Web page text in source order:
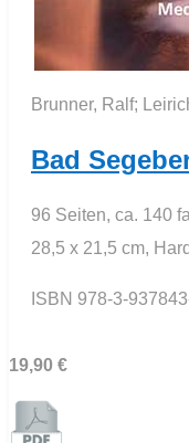
Brunner, Ralf;
Bad
96 Seiten, ca. 140
28,5 x 21,5 cm,
ISBN 978-3-
19,90 €